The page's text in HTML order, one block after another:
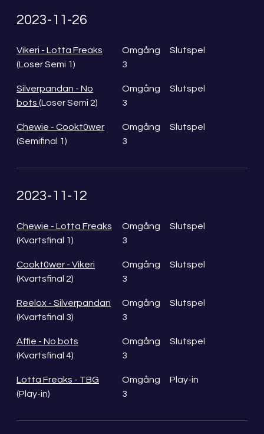
2023-11-26
Vikeri - Lotta Freaks
(Loser Semi 1)
Omgång
3
Slutspel
Silverpandan - No
bots (Loser Semi 2)
Omgång
3
Slutspel
Chewie - Cookt0wer
(Semifinal 1)
Omgång
3
Slutspel
2023-11-12
Chewie - Lotta Freaks
(Kvartsfinal 1)
Omgång
3
Slutspel
Cookt0wer - Vikeri
(Kvartsfinal 2)
Omgång
3
Slutspel
Reelox - Silverpandan
(Kvartsfinal 3)
Omgång
3
Slutspel
Affie - No bots
(Kvartsfinal 4)
Omgång
3
Slutspel
Lotta Freaks - TBG
(Play-in)
Omgång
3
Play-in